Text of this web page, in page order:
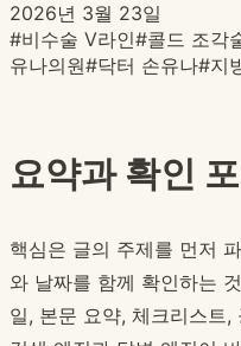
2026년 3월 23일
#비수술 V라인#콜드 조각
유나의원#닥터 손유나#지
요약과 확인
핵심은 글의 주제를 먼저
와 날짜를 함께 확인하는
일, 본문 요약, 체크리스트